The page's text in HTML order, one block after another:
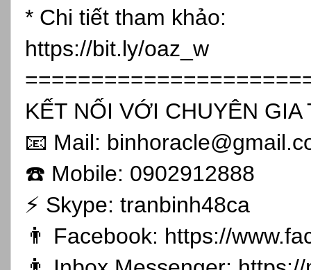
* Chi tiết tham khảo:
https://bit.ly/oaz_w
KẾT NỐI VỚI CHUYÊN GIA
📧 Mail:
☎️ Mobile: 0902912888
⚡️ Skype: tranbinh48ca
👨 Facebook: https://